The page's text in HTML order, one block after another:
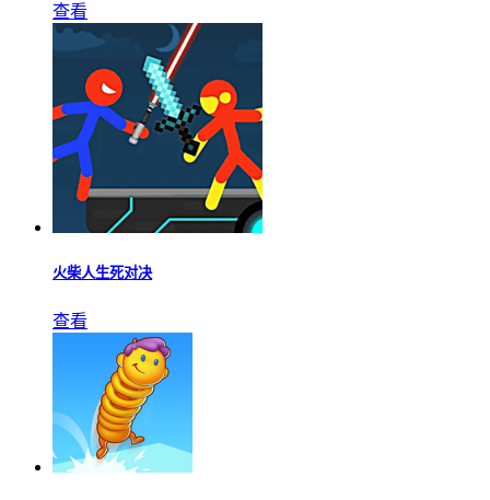
查看
火柴人生死对决
查看